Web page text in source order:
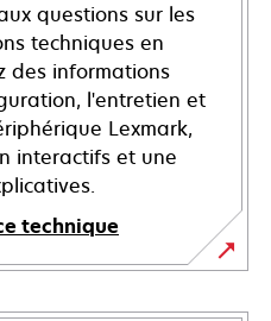
questions sur les
techniques en
des informations
l'entretien et
Lexmark,
interactifs et une
technique